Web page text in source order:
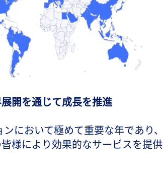
開を通じて成長を推進
において極めて重要な年であり、
様により効果的なサービスを提供